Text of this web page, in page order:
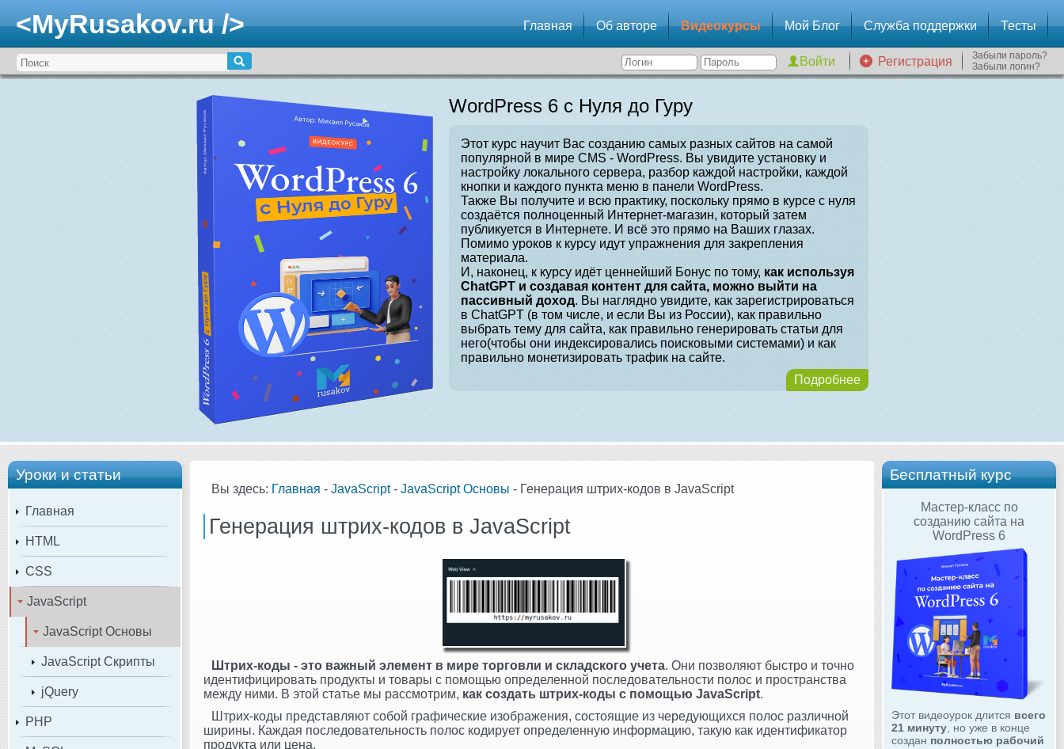
<MyRusakov.ru /> Главная Об авторе Видеокурсы Мой Блог Служба поддержки Тесты
Регистрация
Забыли пароль?
Забыли логин?
WordPress 6 с Нуля до Гуру
Этот курс научит Вас созданию самых разных сайтов на самой
популярной в мире CMS - WordPress. Вы увидите установку и
настройку локального сервера, разбор каждой настройки, каждой
кнопки и каждого пункта меню в панели WordPress.
Также Вы получите и всю практику, поскольку прямо в курсе с нуля
создаётся полноценный Интернет-магазин, который затем
публикуется в Интернете. И всё это прямо на Ваших глазах.
Помимо уроков к курсу идут упражнения для закрепления
материала.
И, наконец, к курсу идёт ценнейший Бонус по тому, как используя
ChatGPT и создавая контент для сайта, можно выйти на
пассивный доход. Вы наглядно увидите, как зарегистрироваться
в ChatGPT (в том числе, и если Вы из России), как правильно
выбрать тему для сайта, как правильно генерировать статьи для
него(чтобы они индексировались поисковыми системами) и как
правильно монетизировать трафик на сайте.
Подробнее
Уроки и статьи
Главная
HTML
CSS
JavaScript
JavaScript Основы
JavaScript Скрипты
jQuery
PHP
Бесплатный курс
Мастер-класс по
созданию сайта на
WordPress 6
Этот видеоурок длится всего
21 минуту , но уже в конце
создан полностью рабочий
Вы здесь: Главная - JavaScript- JavaScript Основы - Генерация штрих-кодов в JavaScript
Генерация штрих-кодов в JavaScript
Штрих-коды - это важный элемент в мире торговли и складского учета. Они позволяют быстро и точно
идентифицировать продукты и товары с помощью определенной последовательности полос и пространства
между ними. В этой статье мы рассмотрим, как создать штрих-коды с помощью JavaScript.
Штрих-коды представляют собой графические изображения, состоящие из чередующихся полос различной
ширины. Каждая последовательность полос кодирует определенную информацию, такую как идентификатор
продукта или цена.